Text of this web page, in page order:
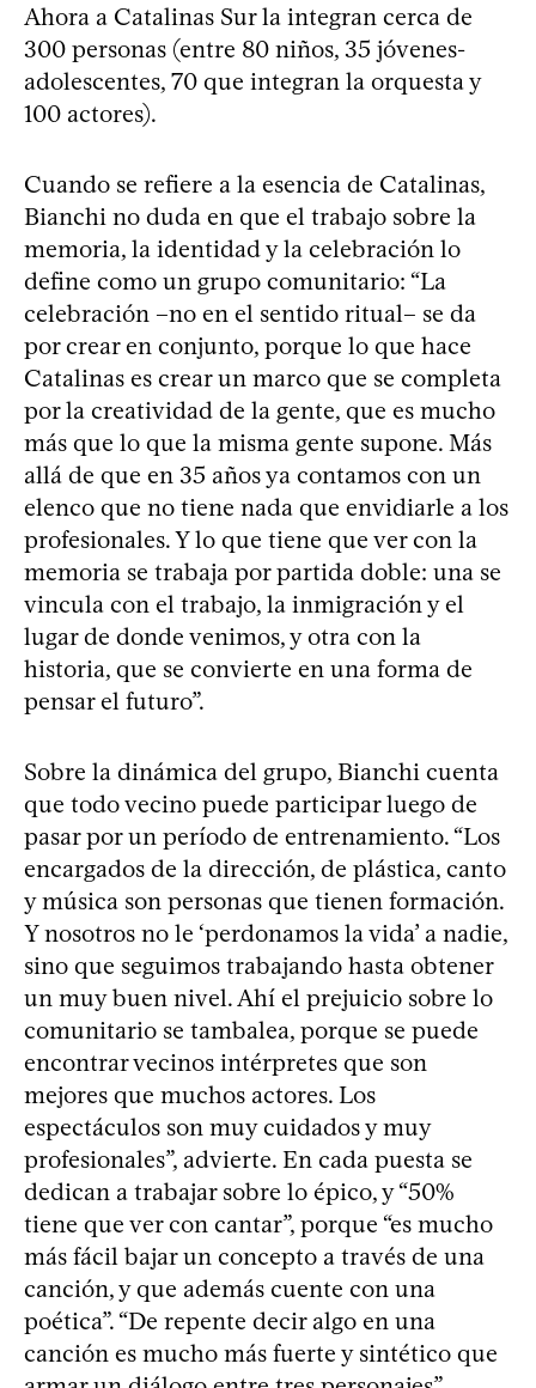
Ahora a Catalinas Sur la integran cerca de
300 personas (entre 80 niños, 35 jóvenes-
adolescentes, 70 que integran la orquesta y
100 actores).
Cuando se refiere a la esencia de Catalinas,
Bianchi no duda en que el trabajo sobre la
memoria, la identidad y la celebración lo
define como un grupo comunitario: “La
celebración –no en el sentido ritual– se da
por crear en conjunto, porque lo que hace
Catalinas es crear un marco que se completa
por la creatividad de la gente, que es mucho
más que lo que la misma gente supone. Más
allá de que en 35 años ya contamos con un
elenco que no tiene nada que envidiarle a los
profesionales. Y lo que tiene que ver con la
memoria se trabaja por partida doble: una se
vincula con el trabajo, la inmigración y el
lugar de donde venimos, y otra con la
historia, que se convierte en una forma de
pensar el futuro”.
Sobre la dinámica del grupo, Bianchi cuenta
que todo vecino puede participar luego de
pasar por un período de entrenamiento. “Los
encargados de la dirección, de plástica, canto
y música son personas que tienen formación.
Y nosotros no le ‘perdonamos la vida’ a nadie,
sino que seguimos trabajando hasta obtener
un muy buen nivel. Ahí el prejuicio sobre lo
comunitario se tambalea, porque se puede
encontrar vecinos intérpretes que son
mejores que muchos actores. Los
espectáculos son muy cuidados y muy
profesionales”, advierte. En cada puesta se
dedican a trabajar sobre lo épico, y “50%
tiene que ver con cantar”, porque “es mucho
más fácil bajar un concepto a través de una
canción, y que además cuente con una
poética”. “De repente decir algo en una
canción es mucho más fuerte y sintético que